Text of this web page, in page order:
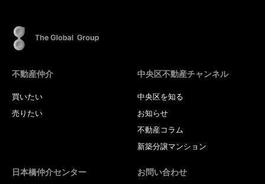
不動産仲介
買いたい
売りたい
中央区不動産チャンネル
中央区を知る
お知らせ
不動産コラム
新築分譲マンション
日本橋仲介センター お問い合わせ